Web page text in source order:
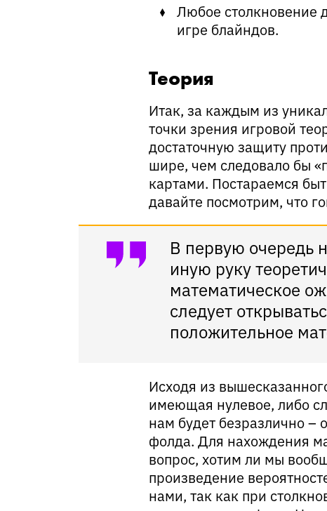
Любое столкновение
игре блайндов.
Теория
Итак, за каждым из
точки зрения игровой
достаточную защиту
шире, чем следовало бы
картами. Постараемся
давайте посмотрим, что
В первую очередь
иную руку
математическое
следует
положительное
Исходя из
имеющая нулевое, либо
нам будет безразлично –
фолда. Для нахождения
вопрос, хотим ли мы
произведение
нами, так как при